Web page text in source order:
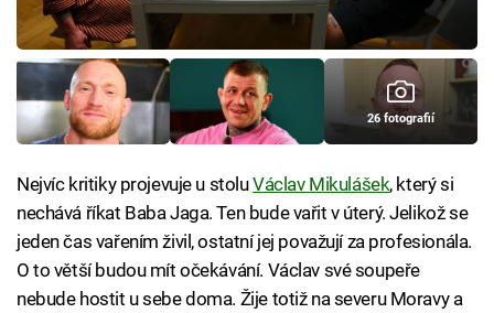
26 fotografií
Nejvíc kritiky projevuje u stoluVáclav Mikulášek, který si
nechává říkat Baba Jaga. Ten bude vařit v úterý. Jelikož se
jeden čas vařením živil, ostatní jej považují za profesionála.
O to větší budou mít očekávání. Václav své soupeře
nebude hostit u sebe doma. Žije totiž na severu Moravy a